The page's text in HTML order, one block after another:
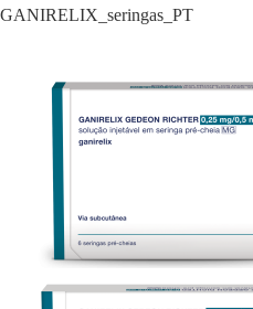
GANIRELIX_seringas_PT